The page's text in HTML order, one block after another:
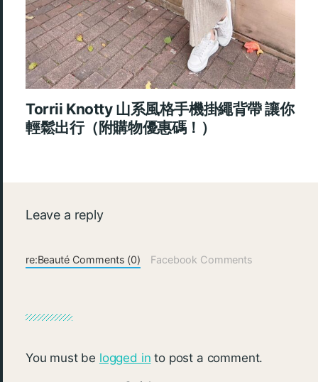
Torrii Knotty 山系風格手機掛繩背帶 讓你
輕鬆出行（附購物優惠碼！）
Leave a reply
re:Beauté Comments (0) Facebook Comments
You must be logged in to post a comment.